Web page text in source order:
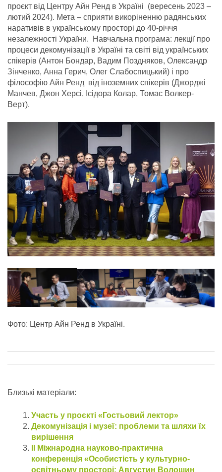
проєкт від Центру Айн Ренд в Україні (вересень 2023 –
лютий 2024). Мета – сприяти викоріненню радянських
наративів в українському просторі до 40-річчя
незалежності України. Навчальна програма: лекції про
процеси декомунізації в Україні та світі від українських
спікерів (Антон Бондар, Вадим Поздняков, Олександр
Зінченко, Анна Герич, Олег Слабоспицький) і про
філософію Айн Ренд від іноземних спікерів (Джорджі
Манчев, Джон Херсі, Ісідора Колар, Томас Волкер-
Верт).
Фото: Центр Айн Ренд в Україні.
Близькі матеріали:
Участь у проєкті «Гостьовий лектор»
Декомунізація і музеї: проблеми та шляхи їх
вирішення
ІІ Міжнародна науково-практична
конференція «Особистість у культурно-
освітньому просторі: Августин Волошин